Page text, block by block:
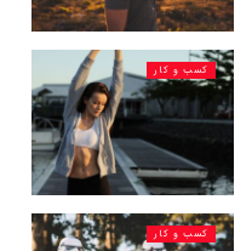
کسب و کار
کسب و کار